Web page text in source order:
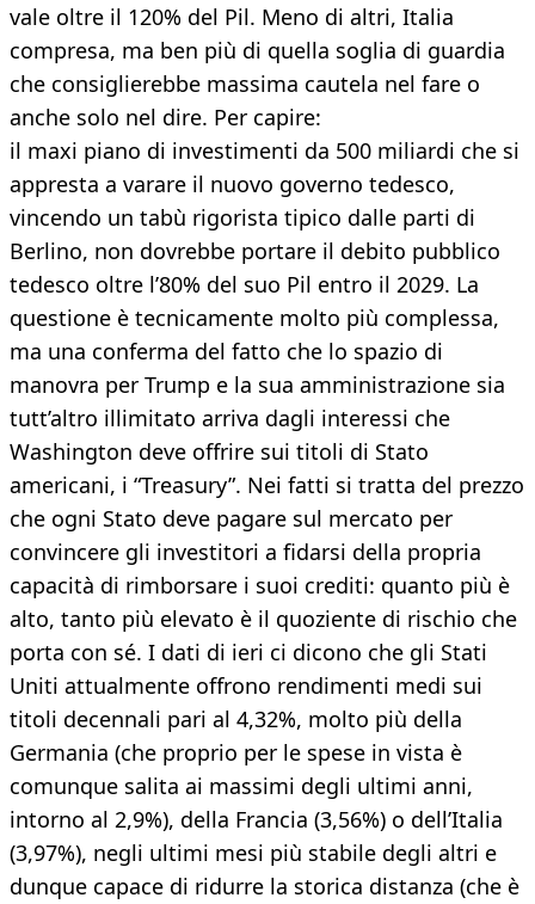
vale oltre il 120% del Pil. Meno di altri, Italia
compresa, ma ben più di quella soglia di guardia
che consiglierebbe massima cautela nel fare o
anche solo nel dire. Per capire:
il maxi piano di investimenti da 500 miliardi che si
appresta a varare il nuovo governo tedesco,
vincendo un tabù rigorista tipico dalle parti di
Berlino, non dovrebbe portare il debito pubblico
tedesco oltre l’80% del suo Pil entro il 2029. La
questione è tecnicamente molto più complessa,
ma una conferma del fatto che lo spazio di
manovra per Trump e la sua amministrazione sia
tutt’altro illimitato arriva dagli interessi che
Washington deve offrire sui titoli di Stato
americani, i “Treasury”. Nei fatti si tratta del prezzo
che ogni Stato deve pagare sul mercato per
convincere gli investitori a fidarsi della propria
capacità di rimborsare i suoi crediti: quanto più è
alto, tanto più elevato è il quoziente di rischio che
porta con sé. I dati di ieri ci dicono che gli Stati
Uniti attualmente offrono rendimenti medi sui
titoli decennali pari al 4,32%, molto più della
Germania (che proprio per le spese in vista è
comunque salita ai massimi degli ultimi anni,
intorno al 2,9%), della Francia (3,56%) o dell’Italia
(3,97%), negli ultimi mesi più stabile degli altri e
dunque capace di ridurre la storica distanza (che è